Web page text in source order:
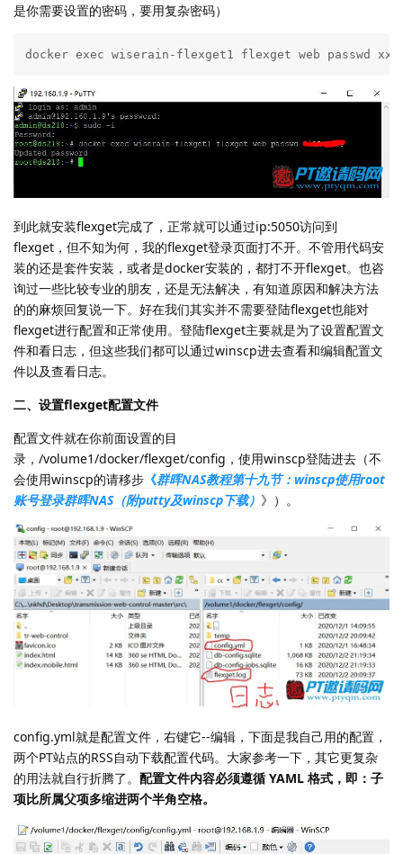
是你需要设置的密码，要用复杂密码）
docker exec wiserain-flexget1 flexget web passwd xxx
到此就安装flexget完成了，正常就可以通过ip:5050访问到
flexget，但不知为何，我的flexget登录页面打不开。不管用代码安
装的还是套件安装，或者是docker安装的，都打不开flexget。也咨
询过一些比较专业的朋友，还是无法解决，有知道原因和解决方法
的的麻烦回复说一下。好在我们其实并不需要登陆flexget也能对
flexget进行配置和正常使用。登陆flexget主要就是为了设置配置文
件和看日志，但这些我们都可以通过winscp进去查看和编辑配置文
件以及查看日志。
二、设置flexget配置文件
配置文件就在你前面设置的目
录，/volume1/docker/flexget/config，使用winscp登陆进去（不
会使用winscp的请移步 《群晖NAS教程第十九节：winscp使用root
账号登录群晖NAS（附putty及winscp下载） 》）。
config.yml就是配置文件，右键它--编辑，下面是我自己用的配置，
两个PT站点的RSS自动下载配置代码。大家参考一下，其它更复杂
的用法就自行折腾了。 配置文件内容必须遵循 YAML 格式，即：子
项比所属父项多缩进两个半角空格。